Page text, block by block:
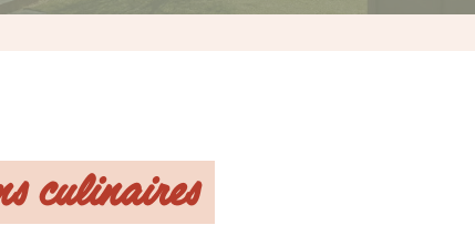
culinaires